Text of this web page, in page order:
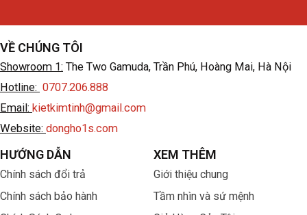
VỀ CHÚNG TÔI
Showroom 1: The Two Gamuda, Trần Phú, Hoàng Mai, Hà Nội
Hotline: 0707.206.888
Email: kietkimtinh@gmail.com
Website: dongho1s.com
HƯỚNG DẪN
Chính sách đổi trả
Chính sách bảo hành
XEM THÊM
Giới thiệu chung
Tầm nhìn và sứ mệnh